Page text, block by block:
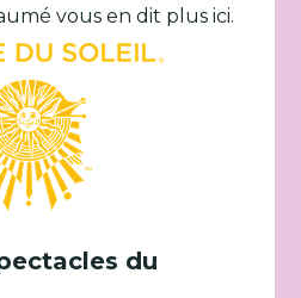
vous en dit plus ici.
du